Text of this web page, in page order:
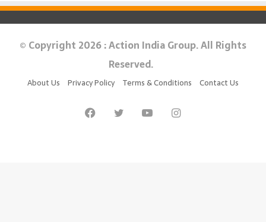
© Copyright 2026 : Action India Group. All Rights
Reserved.
About Us Privacy Policy Terms & Conditions Contact Us
FacebookTwitter YouTubeInstagram